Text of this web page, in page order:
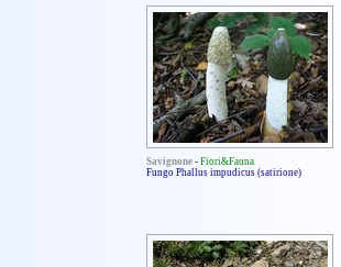
Savignone - Fiori&Fauna
Fungo Phallus impudicus (satirione)